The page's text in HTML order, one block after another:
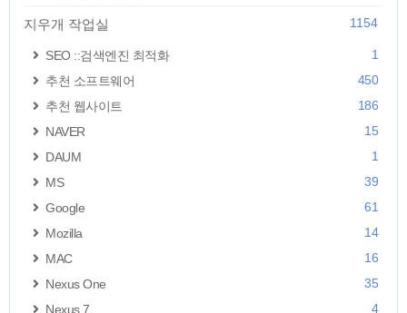
지우개 작업실 1154
SEO ::검색엔진 최적화
1
추천 소프트웨어
450
추천 웹사이트
186
NAVER
15
DAUM
1
MS
39
Google
61
Mozilla
14
MAC
16
Nexus One
35
Nexus 7
4